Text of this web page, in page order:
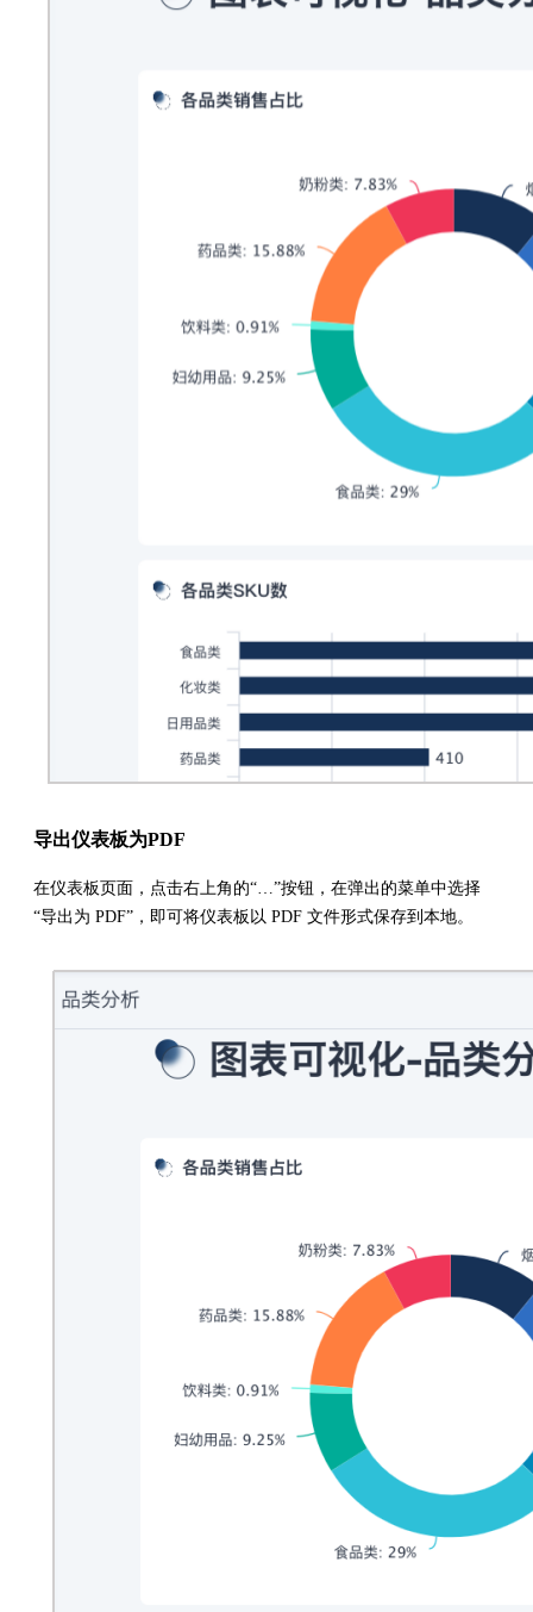
导出仪表板为PDF
在仪表板页面，点击右上角的“…”按钮，在弹出的菜单中选择
“导出为 PDF”，即可将仪表板以 PDF 文件形式保存到本地。